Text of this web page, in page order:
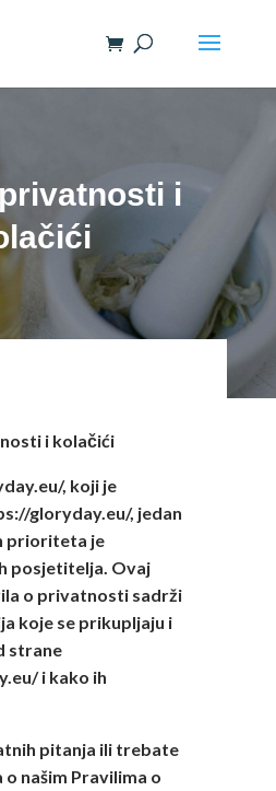
i
i kolačići
, koji je
gloryday.eu/, jedan
prioriteta je
posjetitelja. Ovaj
o privatnosti sadrži
koje se prikupljaju i
strane
i kako ih
pitanja ili trebate
našim Pravilima o